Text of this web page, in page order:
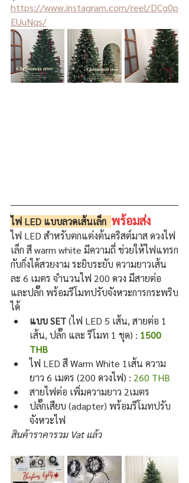
https://www.instagram.com/reel/DCg0p
EUuNqs/
ไฟ LED แบบลวดเส้นเล็ก พร้อมส่ง
ไฟ LED สำหรับตกแต่งต้นคริสต์มาส ดวงไฟ
เล็ก สี warm white มีความถี่ ช่วยให้ไฟแทรก
กับกิ่งได้สวยงาม ระยิบระยับ ความยาวเส้น
ละ 6 เมตร จำนวนไฟ 200 ดวง มีสายต่อ
และปลั๊ก พร้อมรีโมทปรับจังหวะการกระพริบ
ได้
แบบ SET (ไฟ LED 5 เส้น, สายต่อ 1
เส้น, ปลั๊ก และ รีโมท 1 ชุด) : 1500
THB
ไฟ LED สี Warm White 1เส้น ความ
ยาว 6 เมตร (200 ดวงไฟ) : 260 THB
สายไฟต่อ เพิ่มความยาว 2เมตร
ปลั๊กเสียบ (adapter) พร้อมรีโมทปรับ
จังหวะไฟ
สินค้าราคารวม Vat แล้ว